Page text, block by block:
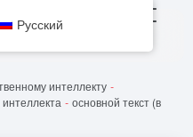
интеллекту -
- основной текст (в
Русский